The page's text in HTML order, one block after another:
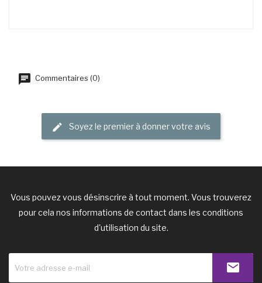
Commentaires (0)
Soyez le premier à donner votre avis
Vous pouvez vous désinscrire à tout moment. Vous trouverez
pour cela nos informations de contact dans les conditions
d'utilisation du site.